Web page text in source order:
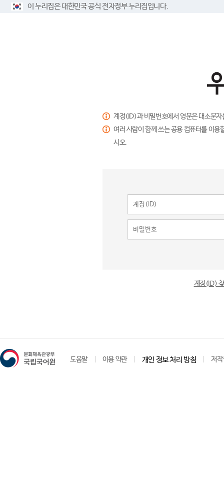
이 누리집은 대한민국 공식 전자정부 누리집입니다.
계정(ID)과 비밀번호에서 영문은 대소문
여러 사람이 함께 쓰는 공용 컴퓨터를 이
시오.
계정(ID)
도움말 이용 약관 개인 정보 처리 방침 저